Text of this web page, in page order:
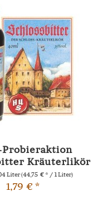
Probieraktion
Kräuterlikör
0,04l
Liter(44,75 € * / 1 Liter)
1,79 € *